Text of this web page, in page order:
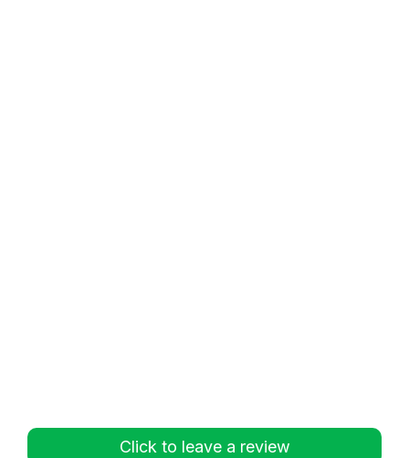
Click to leave a review